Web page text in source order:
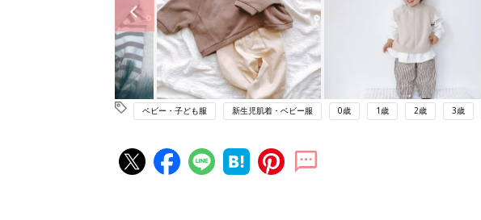
ベビー・子ども服 新生児肌着・ベビー服 0歳 1歳 2歳 3歳